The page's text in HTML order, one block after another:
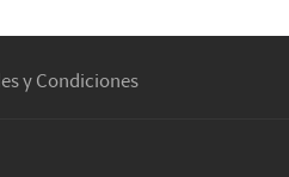
y Condiciones